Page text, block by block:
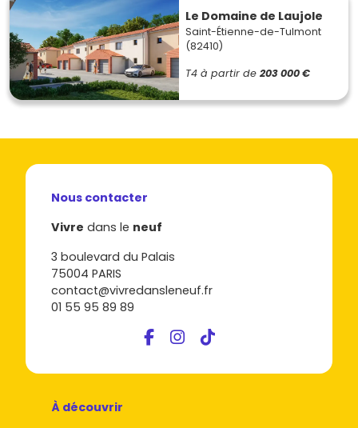
Le Domaine de Laujole
Saint-Étienne-de-Tulmont
(82410)
T4 à partir de 203 000 €
Nous contacter
Vivre dans le neuf
3 boulevard du Palais
75004 PARIS
contact@vivredansleneuf.fr
01 55 95 89 89
À découvrir